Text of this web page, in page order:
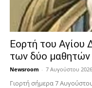
Εορτή του Αγίου
των δύο μαθητών
Newsroom - 7 Αυγούστου 2026
Γιορτή σήμερα 7